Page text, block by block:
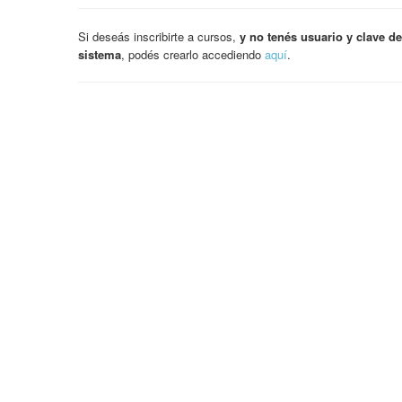
Si deseás inscribirte a cursos, y no tenés usuario y clave
sistema, podés crearlo accediendo aquí.